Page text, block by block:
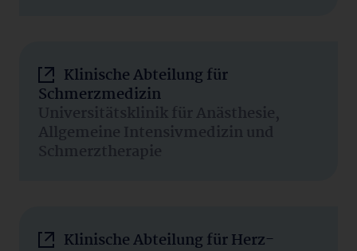
Klinische Abteilung für
Schmerzmedizin
Universitätsklinik für Anästhesie,
Allgemeine Intensivmedizin und
Schmerztherapie
Klinische Abteilung für Herz-